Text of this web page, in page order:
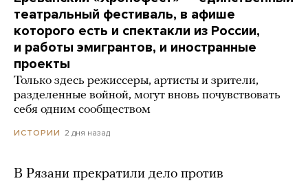
театральный фестиваль, в афише
которого есть и спектакли из России,
и работы эмигрантов, и иностранные
проекты
Только здесь режиссеры, артисты и зрители,
разделенные войной, могут вновь почувствовать
себя одним сообществом
ИСТОРИИ 2 дня назад
В Рязани прекратили дело против